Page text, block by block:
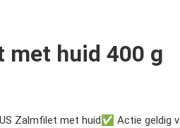
met huid 400 g
Zalmfilet met huid✅ Actie geldig